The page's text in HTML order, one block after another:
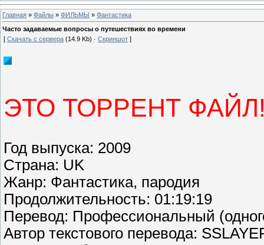
Главная » Файлы » ФИЛЬМЫ » Фантастика
Часто задаваемые вопросы о путешествиях во времени
[ Скачать с сервера (14.9 Kb) · Скриншот ]
ЭТО ТОРРЕНТ
Год выпуска: 2009
Страна: UK
Жанр: Фантастика, пародия
Продолжительность: 01:19:19
Перевод: Профессиональный
Автор текстового перевода: